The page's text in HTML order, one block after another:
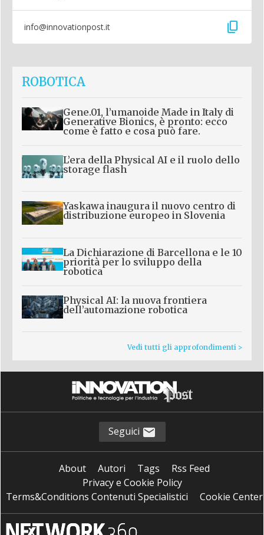
info@innovationpost.it content_copy
ROBOTICA
Gene.01, l’umanoide Made in Italy di
Generative Bionics, è pronto: ecco
come è fatto e cosa può fare.
L’era della Physical AI e il ruolo dello
storage flash
Yaskawa inaugura il nuovo centro di
distribuzione europeo in Slovenia
La Dichiarazione di Barcellona e le 10
priorità per lo sviluppo della
robotica
Physical AI: la nuova frontiera
dell’automazione robotica
Vedi tutti gli approfondimenti >
Seguici
About Autori Tags
Rss Feed
Privacy e Cookie Policy
Terms&Conditions Contenuti Specialistici
Cookie Center